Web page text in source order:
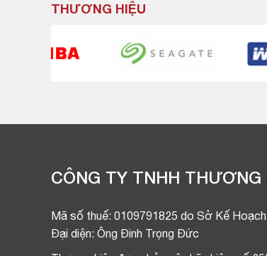
THƯƠNG HIỆU
CÔNG TY TNHH
Mã số thuế: 0109791825 do Sở Kế
Đại diện: Ông Đinh Trọng Đức